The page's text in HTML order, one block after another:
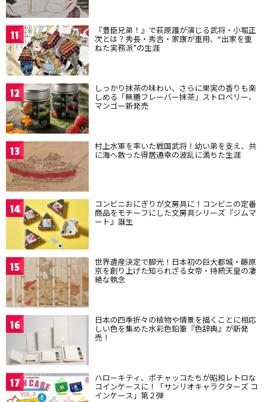
11 『豊臣兄弟！』で萩原護が演じる武将・小堀正
次とは？秀長・秀吉・家康が重用、“出家を重
ねた実務派”の生涯
12 しっかり抹茶の味わい、さらに果実の香りも楽
しめる「無糖フレーバー抹茶」ストロベリー、
マンゴー新発売
13 村上水軍を率いた戦国武将！幼い弟を支え、共
に海へ散った得居通幸の波乱に満ちた生涯
14 コンビニおにぎりが文房具に！コンビニの定番
商品をモチーフにした文房具シリーズ『ジムマ
ート』誕生
15 世界遺産決定で脚光！日本初の巨大都城・藤原
京を創り上げた知られざる女帝・持統天皇の凄
絶な執念
16 日本の四季折々の植物や情景を描くことに相応
しい色を集めた水彩色鉛筆『色辞典』が新発
売！
17 ハローキティ、ポチャッコたちが昭和レトロな
コインケースに！「サンリオキャラクターズ コ
インケース」第２弾